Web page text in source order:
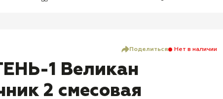
Поделиться Нет в наличии
1 Великан
2 смесовая